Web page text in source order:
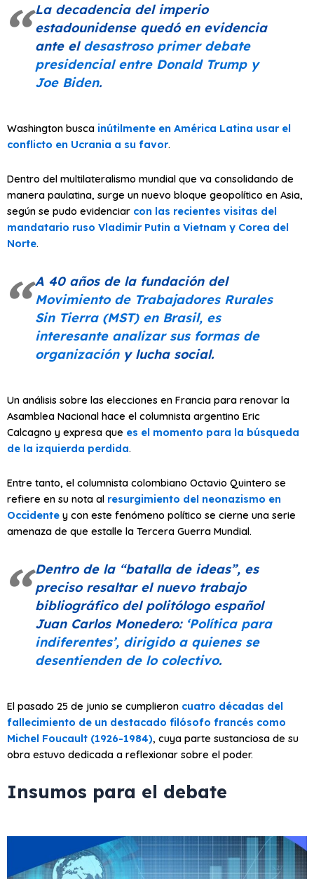
La decadencia del imperio
estadounidense quedó en evidencia
ante el desastroso primer debate
presidencial entre Donald Trump y
Joe Biden.
Washington busca inútilmente en América Latina usar el
conflicto en Ucrania a su favor.
Dentro del multilateralismo mundial que va consolidando de
manera paulatina, surge un nuevo bloque geopolítico en Asia,
según se pudo evidenciar con las recientes visitas del
mandatario ruso Vladimir Putin a Vietnam y Corea del
Norte.
A 40 años de la fundación del
Movimiento de Trabajadores Rurales
Sin Tierra (MST) en Brasil, es
interesante analizar sus formas de
organizacióny lucha social.
Un análisis sobre las elecciones en Francia para renovar la
Asamblea Nacional hace el columnista argentino Eric
Calcagno y expresa que es el momento para la búsqueda
de la izquierda perdida.
Entre tanto, el columnista colombiano Octavio Quintero se
refiere en su nota al resurgimiento del neonazismo en
Occidente y con este fenómeno político se cierne una serie
amenaza de que estalle la Tercera Guerra Mundial.
Dentro de la“batalla de ideas”, es
preciso resaltar el nuevo trabajo
bibliográfico del politólogo español
Juan Carlos Monedero: ‘Política para
indiferentes’, dirigido a quienes se
desentienden de lo colectivo.
El pasado 25 de junio se cumplieron cuatro décadas del
fallecimiento de un destacado filósofo francés como
Michel Foucault (1926-1984), cuya parte sustanciosa de su
obra estuvo dedicada a reflexionar sobre el poder.
Insumos para el debate